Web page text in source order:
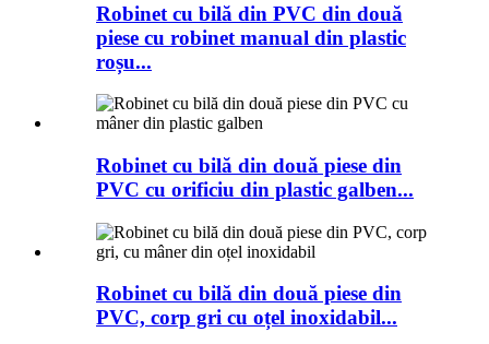
Robinet cu bilă din PVC din două
piese cu robinet manual din plastic
roșu...
Robinet cu bilă din două piese din
PVC cu orificiu din plastic galben...
Robinet cu bilă din două piese din
PVC, corp gri cu oțel inoxidabil...